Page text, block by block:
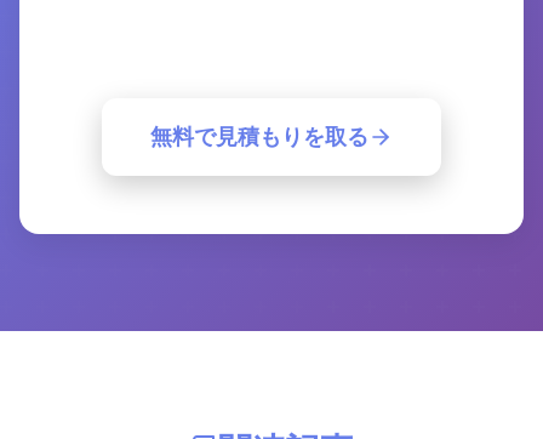
無料で見積もりを取る